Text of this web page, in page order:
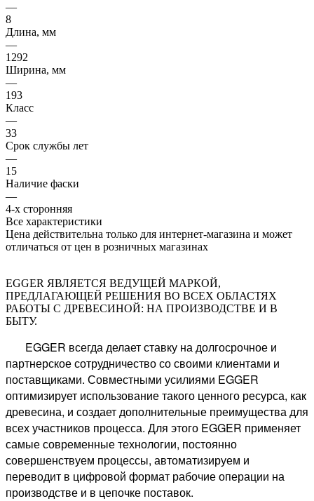
—
8
Длина, мм
—
1292
Ширина, мм
—
193
Класс
—
33
Срок службы лет
—
15
Наличие фаски
—
4-х сторонняя
Все характеристики
Цена действительна только для интернет-магазина и может
отличаться от цен в розничных магазинах
EGGER ЯВЛЯЕТСЯ ВЕДУЩЕЙ МАРКОЙ,
ПРЕДЛАГАЮЩЕЙ РЕШЕНИЯ ВО ВСЕХ ОБЛАСТЯХ
РАБОТЫ С ДРЕВЕСИНОЙ: НА ПРОИЗВОДСТВЕ И В
БЫТУ.
EGGER всегда делает ставку на долгосрочное и
партнерское сотрудничество со своими клиентами и
поставщиками. Совместными усилиями EGGER
оптимизирует использование такого ценного ресурса, как
древесина, и создает дополнительные преимущества для
всех участников процесса. Для этого EGGER применяет
самые современные технологии, постоянно
совершенствуем процессы, автоматизируем и
переводит в цифровой формат рабочие операции на
производстве и в цепочке поставок.